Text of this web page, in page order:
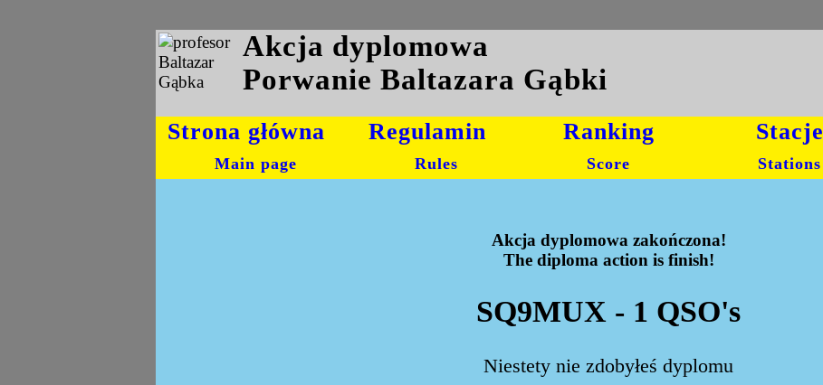
Akcja dyplomowa
Porwanie Baltazara Gąbki
Strona główna
Main page
Regulamin
Rules
Ranking
Score
Stacje
Stations
Akcja dyplomowa zakończona!
The diploma action is finish!
SQ9MUX - 1 QSO's
Niestety nie zdobyłeś dyplomu